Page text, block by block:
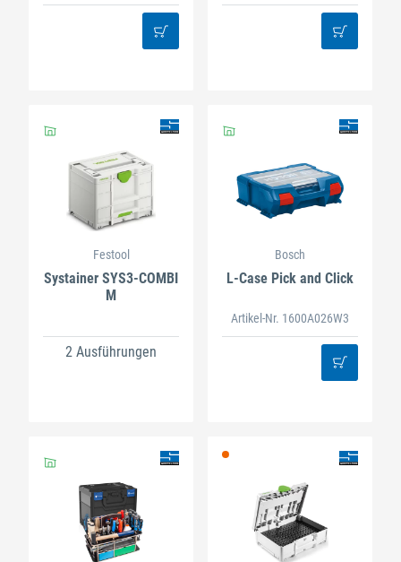
Festool
Systainer SYS3-COMBI
M
2 Ausführungen
Bosch
L-Case Pick and Click
Artikel-Nr. 1600A026W3